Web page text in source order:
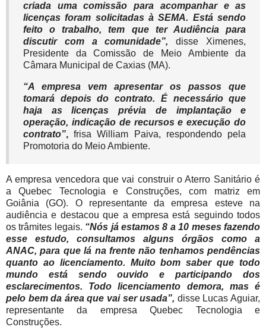
criada uma comissão para acompanhar e as
licenças foram solicitadas à SEMA. Está sendo
feito o trabalho, tem que ter Audiência para
discutir com a comunidade”, disse Ximenes,
Presidente da Comissão de Meio Ambiente da
Câmara Municipal de Caxias (MA).
“A empresa vem apresentar os passos que
tomará depois do contrato. É necessário que
haja as licenças prévia de implantação e
operação, indicação de recursos e execução do
contrato”,frisa William Paiva, respondendo pela
Promotoria do Meio Ambiente.
A empresa vencedora que vai construir o Aterro Sanitário é
a Quebec Tecnologia e Construções, com matriz em
Goiânia (GO). O representante da empresa esteve na
audiência e destacou que a empresa está seguindo todos
os trâmites legais. “Nós já estamos 8 a 10 meses fazendo
esse estudo, consultamos alguns órgãos como a
ANAC, para que lá na frente não tenhamos pendências
quanto ao licenciamento. Muito bom saber que todo
mundo está sendo ouvido e participando dos
esclarecimentos. Todo licenciamento demora, mas é
pelo bem da área que vai ser usada”, disse Lucas Aguiar,
representante da empresa Quebec Tecnologia e
Construções.